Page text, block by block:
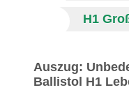
H1
Auszug:
Ballistol H1